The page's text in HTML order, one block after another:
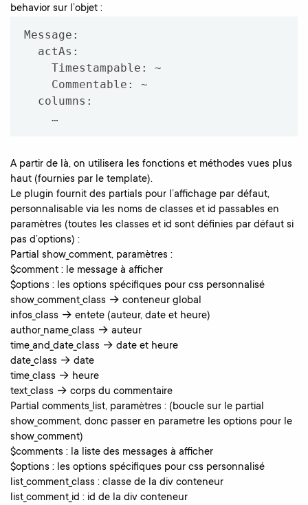
behavior sur l’objet :
Message:
A partir de là, on utilisera les fonctions et méthodes vues plus
haut (fournies par le template).
Le plugin fournit des partials pour l’affichage par défaut,
personnalisable via les noms de classes et id passables en
paramètres (toutes les classes et id sont définies par défaut si
pas d’options) :
Partial show_comment, paramètres :
$comment : le message à afficher
$options : les options spécifiques pour css personnalisé
show_comment_class → conteneur global
infos_class → entete (auteur, date et heure)
author_name_class → auteur
time_and_date_class → date et heure
date_class → date
time_class → heure
text_class → corps du commentaire
Partial comments_list, paramètres : (boucle sur le partial
show_comment, donc passer en parametre les options pour le
show_comment)
$comments : la liste des messages à afficher
$options : les options spécifiques pour css personnalisé
list_comment_class : classe de la div conteneur
list_comment_id : id de la div conteneur